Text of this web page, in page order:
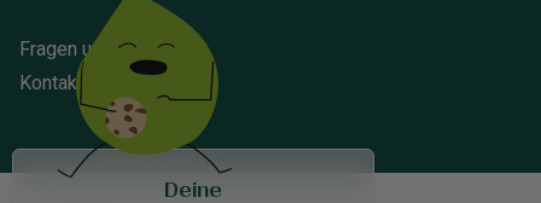
Fragen und Antworten
Kontakt
Deine